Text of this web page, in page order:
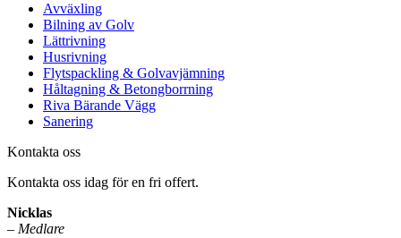
Avväxling
Bilning av Golv
Lättrivning
Husrivning
Flytspackling & Golvavjämning
Håltagning & Betongborrning
Riva Bärande Vägg
Sanering
Kontakta oss
Kontakta oss idag för en fri offert.
Nicklas
– Medlare